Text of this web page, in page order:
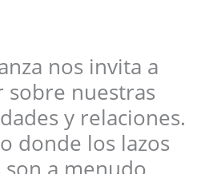
nos invita a
sobre nuestras
y relaciones.
donde los lazos